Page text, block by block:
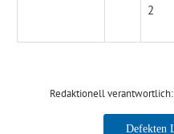
2
Redaktionell verantwortlich: